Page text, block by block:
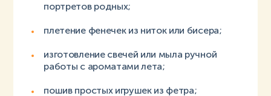
портретов родных;
плетение фенечек из ниток или бисера;
изготовление свечей или мыла ручной
работы с ароматами лета;
пошив простых игрушек из фетра;